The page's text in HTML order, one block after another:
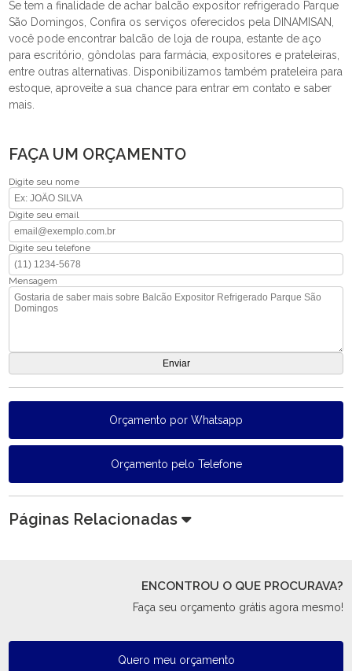
Se tem a finalidade de achar balcão expositor refrigerado Parque
São Domingos, Confira os serviços oferecidos pela DINAMISAN,
você pode encontrar balcão de loja de roupa, estante de aço
para escritório, gôndolas para farmácia, expositores e prateleiras,
entre outras alternativas. Disponibilizamos também prateleira para
estoque, aproveite a sua chance para entrar em contato e saber
mais.
FAÇA UM ORÇAMENTO
Digite seu nome
Digite seu email
Digite seu telefone
Mensagem
Orçamento por Whatsapp
Orçamento pelo Telefone
Páginas Relacionadas
ENCONTROU O QUE PROCURAVA?
Faça seu orçamento grátis agora mesmo!
Quero meu orçamento